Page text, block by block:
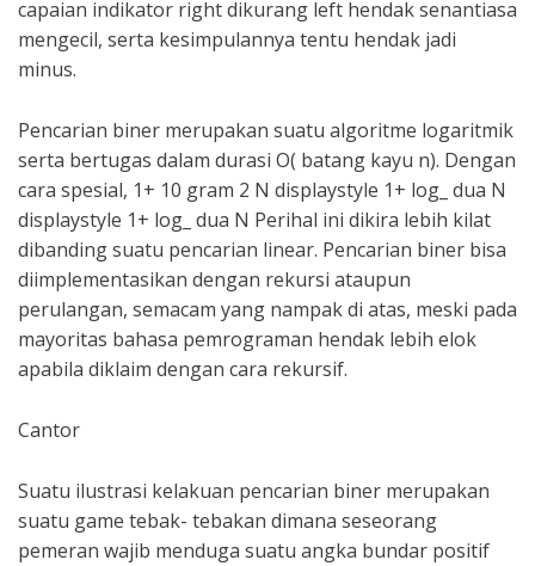
capaian indikator right dikurang left hendak senantiasa
mengecil, serta kesimpulannya tentu hendak jadi
minus.
Pencarian biner merupakan suatu algoritme logaritmik
serta bertugas dalam durasi O( batang kayu n). Dengan
cara spesial, 1+ 10 gram 2 N displaystyle 1+ log_ dua N
displaystyle 1+ log_ dua N Perihal ini dikira lebih kilat
dibanding suatu pencarian linear. Pencarian biner bisa
diimplementasikan dengan rekursi ataupun
perulangan, semacam yang nampak di atas, meski pada
mayoritas bahasa pemrograman hendak lebih elok
apabila diklaim dengan cara rekursif.
Cantor
Suatu ilustrasi kelakuan pencarian biner merupakan
suatu game tebak- tebakan dimana seseorang
pemeran wajib menduga suatu angka bundar positif